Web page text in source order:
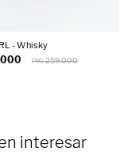
- Whisky
PYG 259.000
interesar